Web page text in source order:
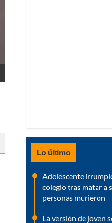
Lo último
Adolescente
colegio tras matar a
personas murieron
La versión de joven